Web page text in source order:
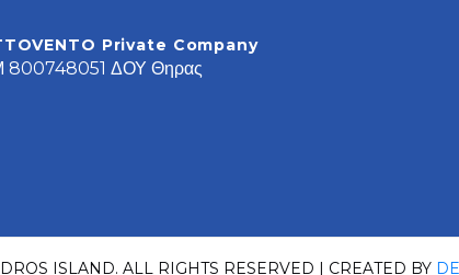
Private Company
ΔΟΥ Θηρας
ISLAND. ALL RIGHTS RESERVED | CREATED BY